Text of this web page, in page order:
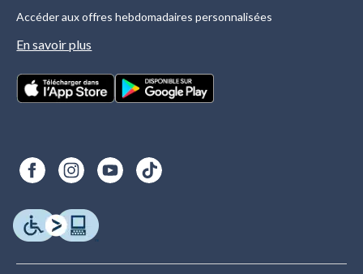
Accéder aux offres hebdomadaires personnalisées
En savoir plus